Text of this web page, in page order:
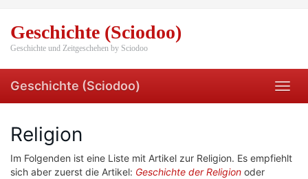
main
content
Geschichte (Sciodoo)
Geschichte und Zeitgeschehen by Sciodoo
Geschichte (Sciodoo)
Religion
Im Folgenden ist eine Liste mit Artikel zur Religion. Es empfiehlt
sich aber zuerst die Artikel: Geschichte der Religion oder